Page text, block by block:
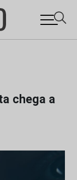
chega a